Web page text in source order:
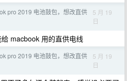
pro 2019 电池鼓包，想改直供
5 月 19
日
macbook 用的直供电线
pro 2019 电池鼓包，想改直供
5 月 19
日